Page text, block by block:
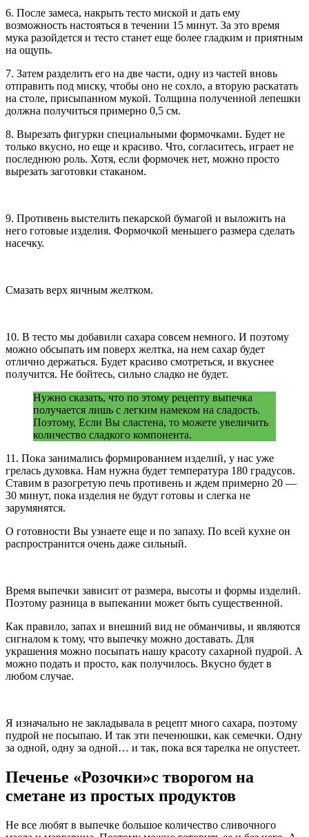
6. После замеса, накрыть тесто миской и дать ему
возможность настояться в течении 15 минут. За это время
мука разойдется и тесто станет еще более гладким и приятным
на ощупь.
7. Затем разделить его на две части, одну из частей вновь
отправить под миску, чтобы оно не сохло, а вторую раскатать
на столе, присыпанном мукой. Толщина полученной лепешки
должна получиться примерно 0,5 см.
8. Вырезать фигурки специальными формочками. Будет не
только вкусно, но еще и красиво. Что, согласитесь, играет не
последнюю роль. Хотя, если формочек нет, можно просто
вырезать заготовки стаканом.
9. Противень выстелить пекарской бумагой и выложить на
него готовые изделия. Формочкой меньшего размера сделать
насечку.
Смазать верх яичным желтком.
10. В тесто мы добавили сахара совсем немного. И поэтому
можно обсыпать им поверх желтка, на нем сахар будет
отлично держаться. Будет красиво смотреться, и вкуснее
получится. Не бойтесь, сильно сладко не будет.
Нужно сказать, что по этому рецепту выпечка
получается лишь с легким намеком на сладость.
Поэтому, Если Вы сластена, то можете увеличить
количество сладкого компонента.
11. Пока занимались формированием изделий, у нас уже
грелась духовка. Нам нужна будет температура 180 градусов.
Ставим в разогретую печь противень и ждем примерно 20 —
30 минут, пока изделия не будут готовы и слегка не
зарумянятся.
О готовности Вы узнаете еще и по запаху. По всей кухне он
распространится очень даже сильный.
Время выпечки зависит от размера, высоты и формы изделий.
Поэтому разница в выпекании может быть существенной.
Как правило, запах и внешний вид не обманчивы, и являются
сигналом к тому, что выпечку можно доставать. Для
украшения можно посыпать нашу красоту сахарной пудрой. А
можно подать и просто, как получилось. Вкусно будет в
любом случае.
Я изначально не закладывала в рецепт много сахара, поэтому
пудрой не посыпаю. И так эти печенюшки, как семечки. Одну
за одной, одну за одной… и так, пока вся тарелка не опустеет.
Печенье «Розочки»с творогом на
сметане из простых продуктов
Не все любят в выпечке большое количество сливочного